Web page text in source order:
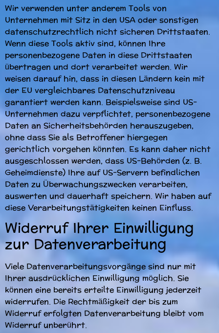
Wir verwenden unter anderem Tools von
Unternehmen mit Sitz in den USA oder sonstigen
datenschutzrechtlich nicht sicheren Drittstaaten.
Wenn diese Tools aktiv sind, können Ihre
personenbezogene Daten in diese Drittstaaten
übertragen und dort verarbeitet werden. Wir
weisen darauf hin, dass in diesen Ländern kein mit
der EU vergleichbares Datenschutzniveau
garantiert werden kann. Beispielsweise sind US-
Unternehmen dazu verpflichtet, personenbezogene
Daten an Sicherheitsbehörden herauszugeben,
ohne dass Sie als Betroffener hiergegen
gerichtlich vorgehen könnten. Es kann daher nicht
ausgeschlossen werden, dass US-Behörden (z. B.
Geheimdienste) Ihre auf US-Servern befindlichen
Daten zu Überwachungszwecken verarbeiten,
auswerten und dauerhaft speichern. Wir haben auf
diese Verarbeitungstätigkeiten keinen Einfluss.
Widerruf Ihrer Einwilligung
zur Datenverarbeitung
Viele Datenverarbeitungsvorgänge sind nur mit
Ihrer ausdrücklichen Einwilligung möglich. Sie
können eine bereits erteilte Einwilligung jederzeit
widerrufen. Die Rechtmäßigkeit der bis zum
Widerruf erfolgten Datenverarbeitung bleibt vom
Widerruf unberührt.